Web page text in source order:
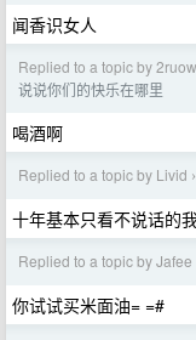
闻香识女人
Replied to a topic by
说说你们的快乐在哪里
喝酒啊
Replied to a topic by Livid ›
十年基本只看不说话的
Replied to a topic by Jafee
你试试买米面油= =#